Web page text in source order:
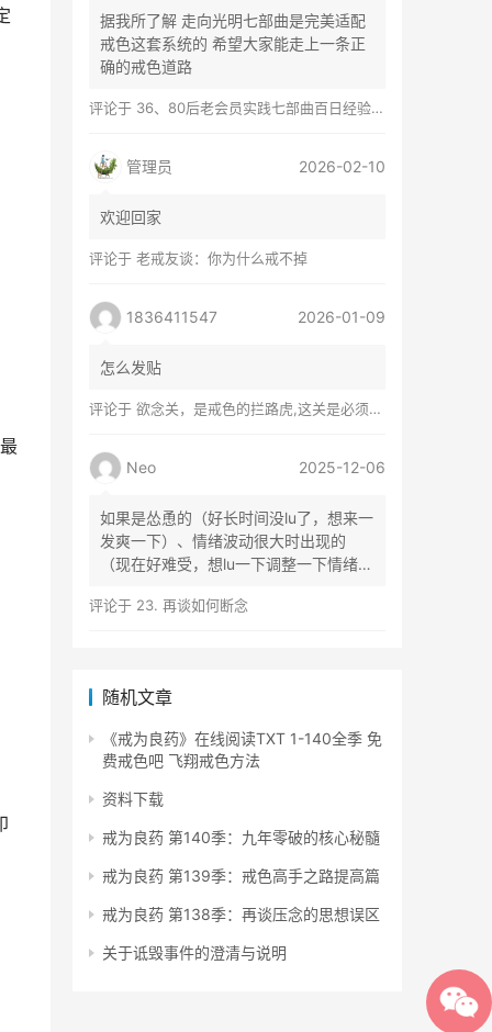
据我所了解 走向光明七部曲是完美适配
戒色这套系统的 希望大家能走上一条正
确的戒色道路
评论于 36、80后老会员实践七部曲百日经验谈兼苦口忠言
管理员 2026-02-10
欢迎回家
评论于 老戒友谈：你为什么戒不掉
1836411547 2026-01-09
怎么发贴
评论于 欲念关，是戒色的拦路虎,这关是必须过的
Neo 2025-12-06
如果是怂恿的（好长时间没lu了，想来一
发爽一下）、情绪波动很大时出现的
（现在好难受，想lu一下调整一下情绪）
评论于 23. 再谈如何断念
随机文章
《戒为良药》在线阅读TXT 1-140全季 免
费戒色吧 飞翔戒色方法
资料下载
戒为良药 第140季：九年零破的核心秘髓
戒为良药 第139季：戒色高手之路提高篇
戒为良药 第138季：再谈压念的思想误区
关于诋毁事件的澄清与说明